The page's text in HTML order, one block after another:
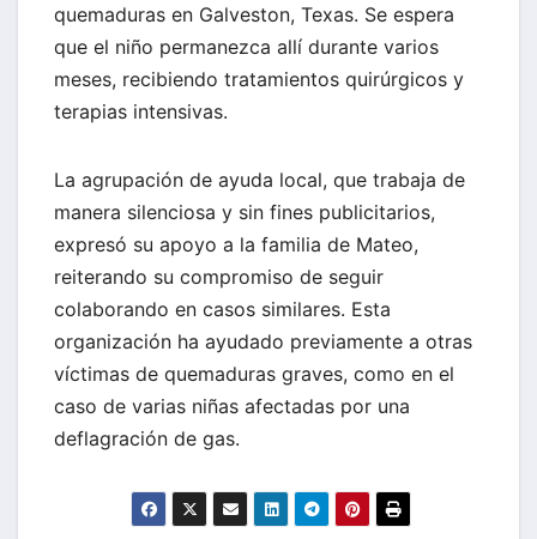
quemaduras en Galveston, Texas. Se espera
que el niño permanezca allí durante varios
meses, recibiendo tratamientos quirúrgicos y
terapias intensivas.
La agrupación de ayuda local, que trabaja de
manera silenciosa y sin fines publicitarios,
expresó su apoyo a la familia de Mateo,
reiterando su compromiso de seguir
colaborando en casos similares. Esta
organización ha ayudado previamente a otras
víctimas de quemaduras graves, como en el
caso de varias niñas afectadas por una
deflagración de gas.